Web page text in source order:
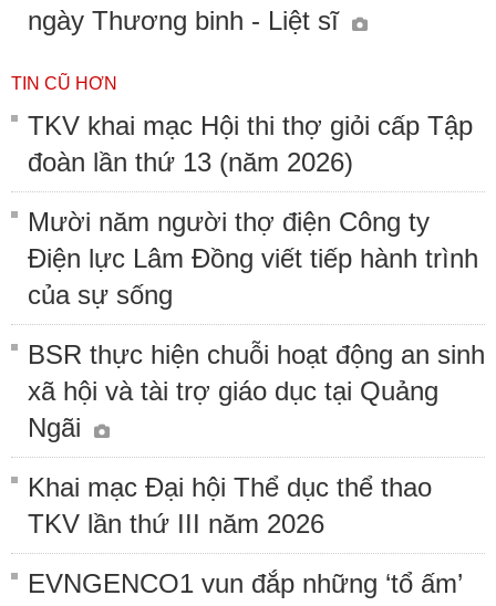
ngày Thương binh - Liệt sĩ
TIN CŨ HƠN
TKV khai mạc Hội thi thợ giỏi cấp Tập
đoàn lần thứ 13 (năm 2026)
Mười năm người thợ điện Công ty
Điện lực Lâm Đồng viết tiếp hành trình
của sự sống
BSR thực hiện chuỗi hoạt động an sinh
xã hội và tài trợ giáo dục tại Quảng
Ngãi
Khai mạc Đại hội Thể dục thể thao
TKV lần thứ III năm 2026
EVNGENCO1 vun đắp những ‘tổ ấm’